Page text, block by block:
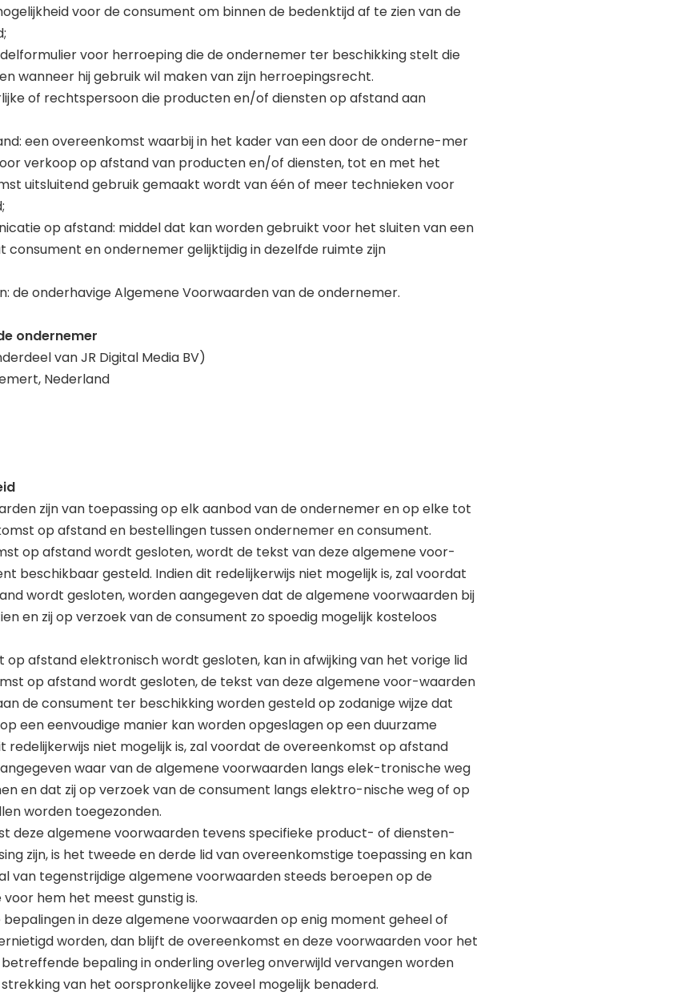
voor de consument om binnen de bedenktijd af te zien van de
voor herroeping die de ondernemer ter beschikking stelt die
wanneer hij gebruik wil maken van zijn herroepingsrecht.
of rechtspersoon die producten en/of diensten op afstand aan
een overeenkomst waarbij in het kader van een door de onderne-mer
verkoop op afstand van producten en/of diensten, tot en met het
uitsluitend gebruik gemaakt wordt van één of meer technieken voor
op afstand: middel dat kan worden gebruikt voor het sluiten van een
consument en ondernemer gelijktijdig in dezelfde ruimte zijn
de onderhavige Algemene Voorwaarden van de ondernemer.
ondernemer
van JR Digital Media BV)
Nederland
zijn van toepassing op elk aanbod van de ondernemer en op elke tot
op afstand en bestellingen tussen ondernemer en consument.
op afstand wordt gesloten, wordt de tekst van deze algemene voor-
beschikbaar gesteld. Indien dit redelijkerwijs niet mogelijk is, zal voordat
wordt gesloten, worden aangegeven dat de algemene voorwaarden bij
en zij op verzoek van de consument zo spoedig mogelijk kosteloos
op afstand elektronisch wordt gesloten, kan in afwijking van het vorige lid
op afstand wordt gesloten, de tekst van deze algemene voor-waarden
de consument ter beschikking worden gesteld op zodanige wijze dat
een eenvoudige manier kan worden opgeslagen op een duurzame
redelijkerwijs niet mogelijk is, zal voordat de overeenkomst op afstand
waar van de algemene voorwaarden langs elek-tronische weg
en dat zij op verzoek van de consument langs elektro-nische weg of op
worden toegezonden.
deze algemene voorwaarden tevens specifieke product- of diensten-
zijn, is het tweede en derde lid van overeenkomstige toepassing en kan
van tegenstrijdige algemene voorwaarden steeds beroepen op de
hem het meest gunstig is.
in deze algemene voorwaarden op enig moment geheel of
worden, dan blijft de overeenkomst en deze voorwaarden voor het
bepaling in onderling overleg onverwijld vervangen worden
van het oorspronkelijke zoveel mogelijk benaderd.